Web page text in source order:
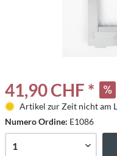
41,90 CHF *
Artikel zur Zeit nicht am
Numero Ordine: E1086